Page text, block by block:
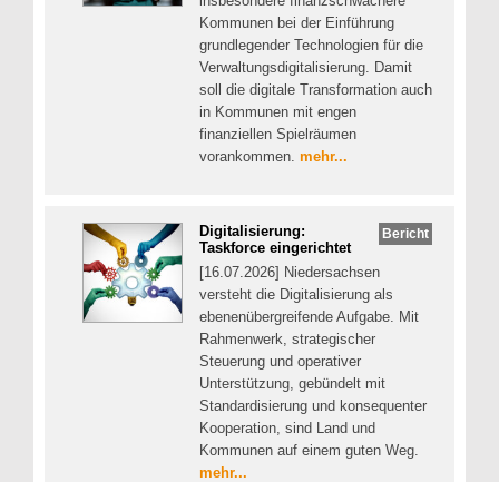
Kommunen bei der Einführung
grundlegender Technologien für die
Verwaltungsdigitalisierung. Damit
soll die digitale Transformation auch
in Kommunen mit engen
finanziellen Spielräumen
vorankommen. mehr...
Bericht
Digitalisierung:
Taskforce eingerichtet
[16.07.2026] Niedersachsen
versteht die Digitalisierung als
ebenenübergreifende Aufgabe. Mit
Rahmenwerk, strategischer
Steuerung und operativer
Unterstützung, gebündelt mit
Standardisierung und konsequenter
Kooperation, sind Land und
Kommunen auf einem guten Weg.
mehr...